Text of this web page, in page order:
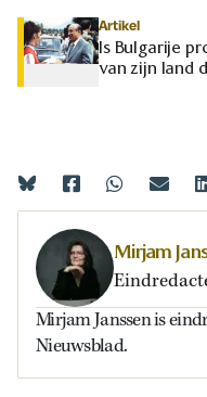
Artikel
Is Bulgarije
van zijn land
Mirjam
Mirjam Janssen is
Nieuwsblad.